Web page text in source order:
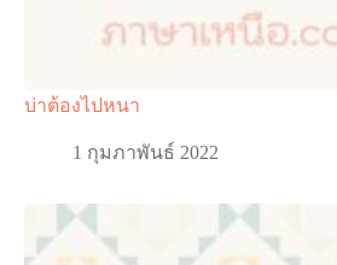
บ่าต้องไปหนา
1 กุมภาพันธ์ 2022